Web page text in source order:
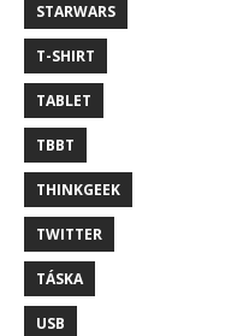
STARWARS
T-SHIRT
TABLET
TBBT
THINKGEEK
TWITTER
TÁSKA
USB